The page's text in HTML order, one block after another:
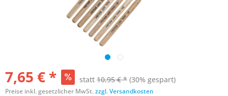
7,65 € * statt 10,95 € * (30% gespart)
Preise inkl. gesetzlicher MwSt.zzgl. Versandkosten